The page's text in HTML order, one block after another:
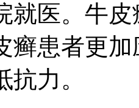
就医。牛
癣患者更
力。